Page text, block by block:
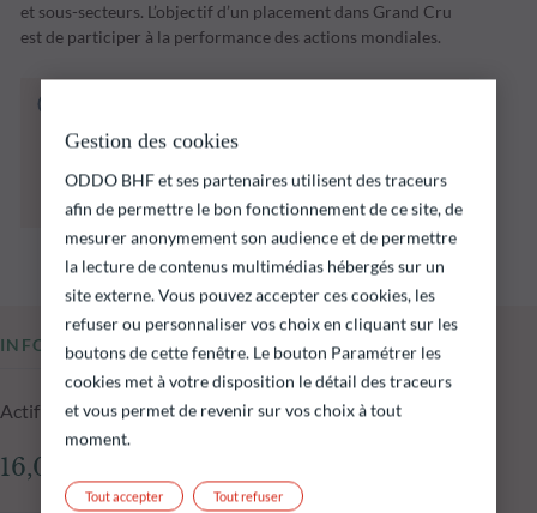
et sous-secteurs. L’objectif d’un placement dans Grand Cru
est de participer à la performance des actions mondiales.
risque de perte en capital.
Il est rappelé que les performances passées ne
préjugent pas des performances futures et ne
sont pas constantes dans le temps.
INFORMATIONS CLÉS
Actif net du fonds au 06.08.2026
16,05 MCHF
Gestion des cookies
ODDO BHF et ses partenaires utilisent des traceurs
afin de permettre le bon fonctionnement de ce site, de
mesurer anonymement son audience et de permettre
la lecture de contenus multimédias hébergés sur un
site externe. Vous pouvez accepter ces cookies, les
refuser ou personnaliser vos choix en cliquant sur les
boutons de cette fenêtre. Le bouton Paramétrer les
cookies met à votre disposition le détail des traceurs
et vous permet de revenir sur vos choix à tout
moment.
Tout refuser
Tout accepter